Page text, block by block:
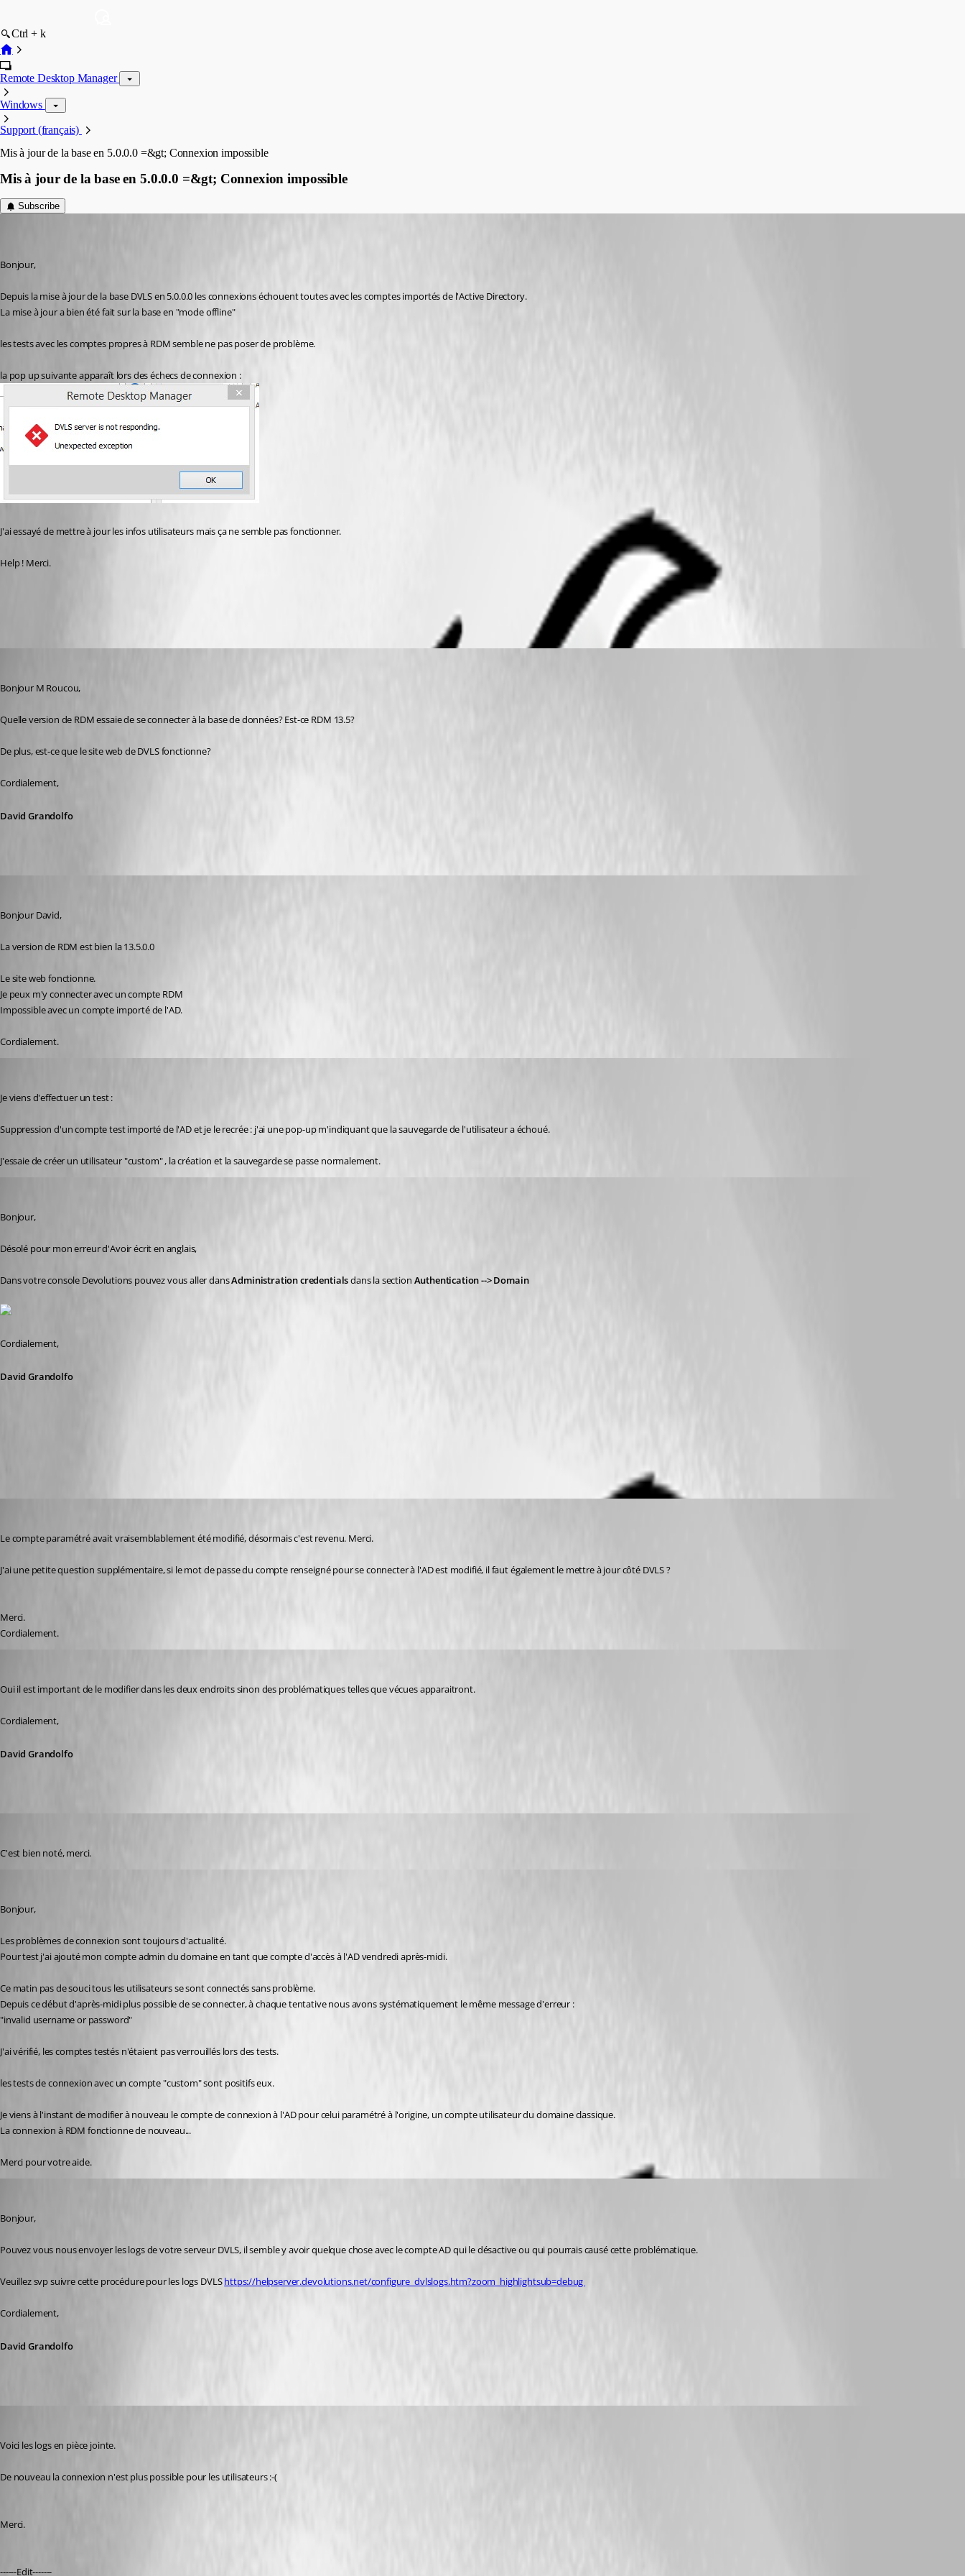
Ctrl + k
Remote Desktop Manager
Windows
Support (français)
Mis à jour de la base en 5.0.0.0 =&gt; Connexion impossible
Mis à jour de la base en 5.0.0.0 =&gt; Connexion impossible
Subscribe
Bonjour,
Depuis la mise à jour de la base DVLS en 5.0.0.0 les connexions échouent toutes avec les comptes importés de l'Active Directory.
La mise à jour a bien été fait sur la base en "mode offline"
les tests avec les comptes propres à RDM semble ne pas poser de problème.
la pop up suivante apparaît lors des échecs de connexion :
J'ai essayé de mettre à jour les infos utilisateurs mais ça ne semble pas fonctionner.
Help ! Merci.
Bonjour M Roucou,
Quelle version de RDM essaie de se connecter à la base de données? Est-ce RDM 13.5?
De plus, est-ce que le site web de DVLS fonctionne?
Cordialement,
David Grandolfo
Bonjour David,
La version de RDM est bien la 13.5.0.0
Le site web fonctionne.
Je peux m'y connecter avec un compte RDM
Impossible avec un compte importé de l'AD.
Cordialement.
Je viens d'effectuer un test :
Suppression d'un compte test importé de l'AD et je le recrée : j'ai une pop-up m'indiquant que la sauvegarde de l'utilisateur a échoué.
J'essaie de créer un utilisateur "custom" , la création et la sauvegarde se passe normalement.
Bonjour,
Désolé pour mon erreur d'Avoir écrit en anglais,
Dans votre console Devolutions pouvez vous aller dans Administration credentials dans la section Authentication --> Domain
Cordialement,
David Grandolfo
Le compte paramétré avait vraisemblablement été modifié, désormais c'est revenu. Merci.
J'ai une petite question supplémentaire, si le mot de passe du compte renseigné pour se connecter à l'AD est modifié, il faut également le mettre à jour côté DVLS ?
Merci.
Cordialement.
Oui il est important de le modifier dans les deux endroits sinon des problématiques telles que vécues apparaitront.
Cordialement,
David Grandolfo
C'est bien noté, merci.
Bonjour,
Les problèmes de connexion sont toujours d'actualité.
Pour test j'ai ajouté mon compte admin du domaine en tant que compte d'accès à l'AD vendredi après-midi.
Ce matin pas de souci tous les utilisateurs se sont connectés sans problème.
Depuis ce début d'après-midi plus possible de se connecter, à chaque tentative nous avons systématiquement le même message d'erreur :
"invalid username or password"
J'ai vérifié, les comptes testés n'étaient pas verrouillés lors des tests.
les tests de connexion avec un compte "custom" sont positifs eux.
Je viens à l'instant de modifier à nouveau le compte de connexion à l'AD pour celui paramétré à l'origine, un compte utilisateur du domaine classique.
La connexion à RDM fonctionne de nouveau...
Merci pour votre aide.
Bonjour,
Pouvez vous nous envoyer les logs de votre serveur DVLS, il semble y avoir quelque chose avec le compte AD qui le désactive ou qui pourrais causé cette problématique.
Veuillez svp suivre cette procédure pour les logs DVLS https://helpserver.devolutions.net/configure_dvlslogs.htm?zoom_highlightsub=debug
Cordialement,
David Grandolfo
Voici les logs en pièce jointe.
De nouveau la connexion n'est plus possible pour les utilisateurs :-(
Merci.
------Edit-------